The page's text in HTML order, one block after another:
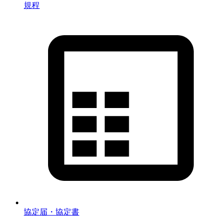
規程
協定届・協定書